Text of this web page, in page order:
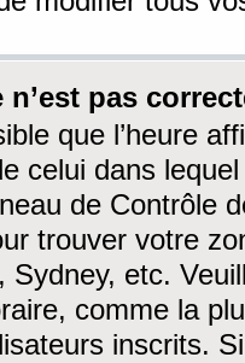
n’est pas
que l’heure
celui dans
de Contrôle
trouver votre
Sydney, etc.
comme la
inscrits.